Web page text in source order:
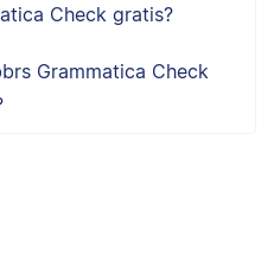
Check gratis?
Grammatica Check